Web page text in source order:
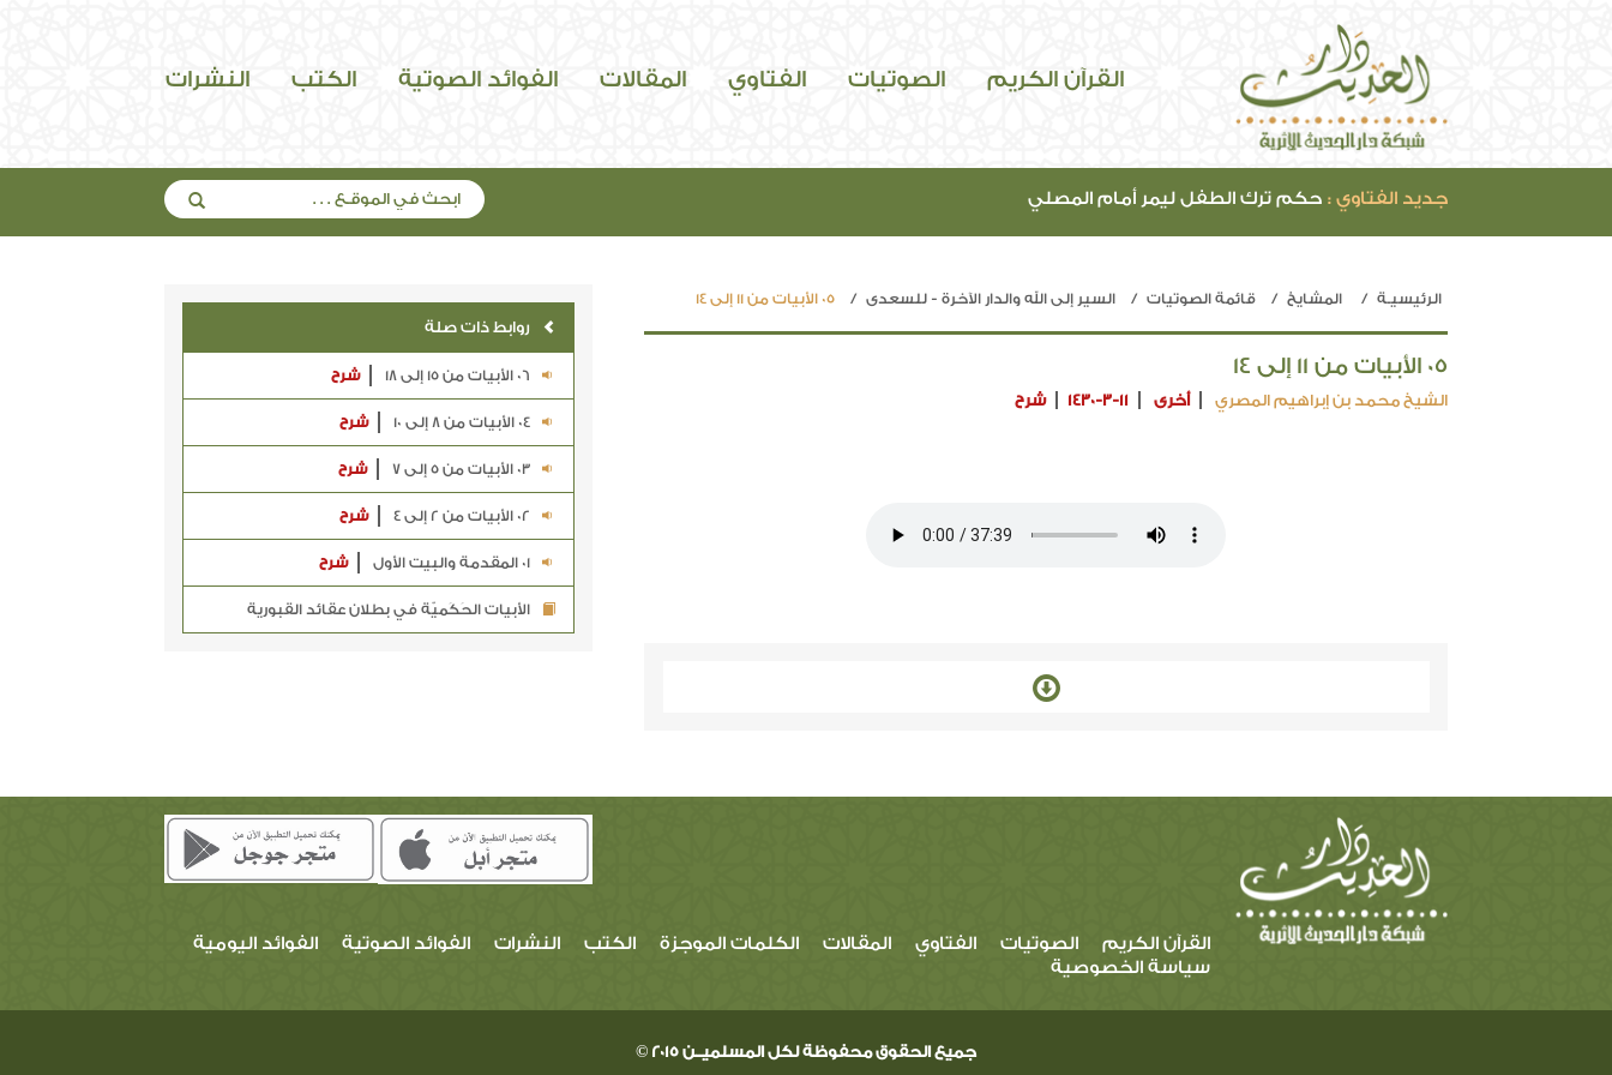
القرآن الكريم الصوتيات الفتاوي المقالات الفوائد الصوتية الكتب النشرات
جديد الفتاوي : حكم ترك الطفل ليمر أمام المصلي
الرئيسيـة المشايخ قائمة الصوتيات السير إلى الله والدار الآخرة - للسعدي 05 الأبيات من 11 إلى 14
05 الأبيات من 11 إلى 14
الشيخ محمد بن إبراهيم المصري أخرى 1430-3-11 شرح
روابط ذات صلة
06 الأبيات من 15 إلى 18 شرح
04 الأبيات من 8 إلى 10 شرح
03 الأبيات من 5 إلى 7 شرح
02 الأبيات من 2 إلى 4 شرح
01 المقدمة والبيت الأول شرح
الأبيات الحَكَميّة في بطلان عقائد القبورية
القرآن الكريم الصوتيات الفتاوي المقالات الكلمات الموجزة الكتب النشرات الفوائد الصوتية
الفوائد اليومية
سياسة الخصوصية
جميع الحقوق محفوظة لكل المسلميــن 2015 ©